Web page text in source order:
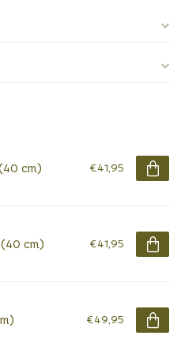
cm) €41,95
cm) €41,95
€49,95